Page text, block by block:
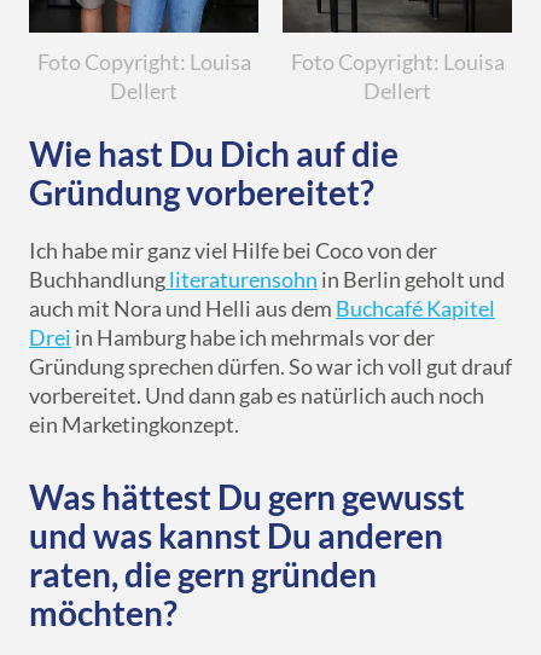
Foto Copyright: Louisa
Dellert
Foto Copyright: Louisa
Dellert
Wie hast Du Dich auf die
Gründung vorbereitet?
Ich habe mir ganz viel Hilfe bei Coco von der
Buchhandlungliteraturensohn in Berlin geholt und
auch mit Nora und Helli aus dem Buchcafé Kapitel
Drei in Hamburg habe ich mehrmals vor der
Gründung sprechen dürfen. So war ich voll gut drauf
vorbereitet. Und dann gab es natürlich auch noch
ein Marketingkonzept.
Was hättest Du gern gewusst
und was kannst Du anderen
raten, die gern gründen
möchten?